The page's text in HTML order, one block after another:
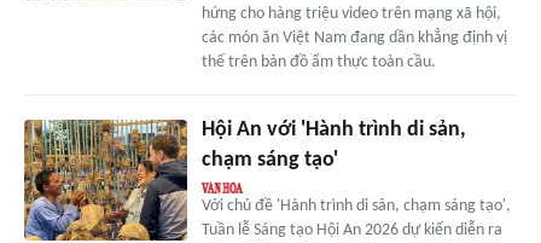
hứng cho hàng triệu video trên mạng xã hội,
các món ăn Việt Nam đang dần khẳng định vị
thế trên bản đồ ẩm thực toàn cầu.
Hội An với 'Hành trình di sản,
chạm sáng tạo'
Với chủ đề 'Hành trình di sản, chạm sáng tạo',
Tuần lễ Sáng tạo Hội An 2026 dự kiến diễn ra